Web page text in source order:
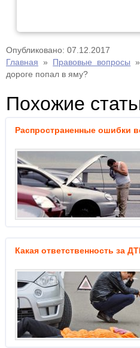
Опубликовано: 07.12.2017
Главная » Правовые вопросы »
дороге попал в яму?
Похожие
Распространенные ошибки
Какая ответственность за